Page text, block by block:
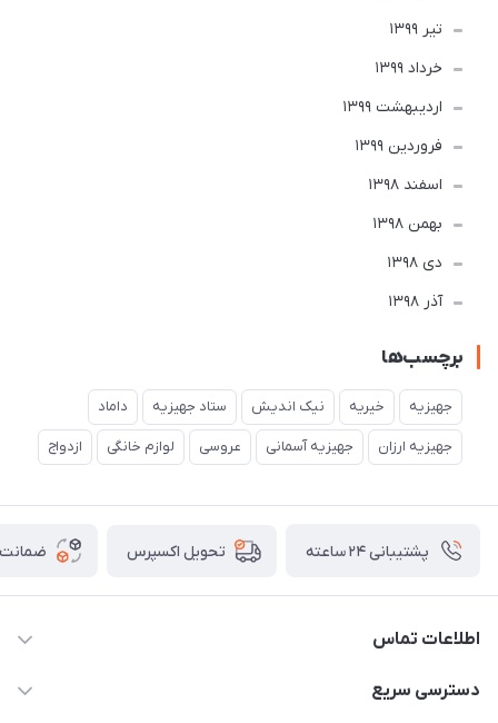
تير 1399
خرداد 1399
ارديبهشت 1399
فروردین 1399
اسفند 1398
بهمن 1398
دی 1398
آذر 1398
برچسب‌ها
جهیزیه خیریه نیک اندیش ستاد جهیزیه داماد
جهیزیه ارزان جهیزیه آسمانی عروسی لوازم خانگی ازدواج
پشتیبانی ۲۴ ساعته تحویل اکسپرس ضمانت
اطلاعات تماس
02177111474
دسترسی سریع